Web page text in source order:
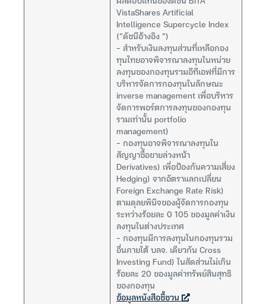
VistaShares Artificial
Intelligence Supercycle Index
(“ดัชนีอ้างอิง ”)
– สำหรับเงินลงทุนส่วนที่เหลือกอง
ทุนไทยอาจพิจารณาลงทุนในหน่วย
ลงทุนของกองทุนรวมอีทีเอฟที่มีการ
บริหารจัดการกองทุนในลักษณะ
inverse management เพื่อบริหาร
จัดการพอร์ตการลงทุนของกองทุน
รวมเท่านั้น portfolio
management)
– กองทุนอาจพิจารณาลงทุนใน
สัญญาซื้อขายล่วงหน้า
Derivatives) เพื่อป้องกันความเสี่ยง
Hedging) จากอัตราแลกเปลี่ยน
Foreign Exchange Rate Risk)
ตามดุลยพินิจของผู้จัดการกองทุน
ระหว่างร้อยละ 0 105 ของมูลค่าเงิน
ลงทุนในต่างประเทศ
– กองทุนมีการลงทุนในกองทุนรวม
อื่นภายใต้ บลจ. เดียวกัน Cross
Investing Fund) ในสัดส่วนไม่เกิน
ร้อยละ 20 ของมูลค่าทรัพย์สินสุทธิ
ของกองทุน
ข้อมูลหนังสือชี้ชวน